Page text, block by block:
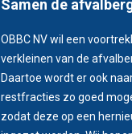
Samen de
OBBC NV wil een
verkleinen van de
Daartoe wordt er ook
restfracties zo goed
zodat deze op een